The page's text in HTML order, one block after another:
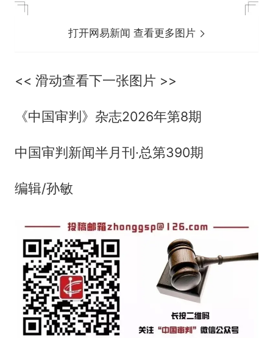
打开网易新闻 查看更多图片
<< 滑动查看下一张图片 >>
《中国审判》杂志2026年第8期
中国审判新闻半月刊·总第390期
编辑/孙敏